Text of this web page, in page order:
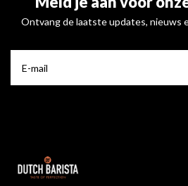
Ontvang de laatste updates, nieuws